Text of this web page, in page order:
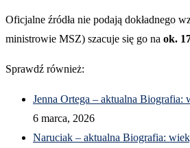
Oficjalne źródła nie podają dokładnego
ministrowie MSZ) szacuje się go na ok.
Sprawdź również:
Jenna Ortega – aktualna
6 marca, 2026
Naruciak – aktualna Biografia: